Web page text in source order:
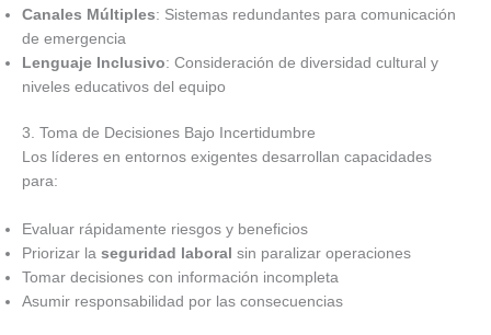
Canales Múltiples: Sistemas redundantes para comunicación
de emergencia
Lenguaje Inclusivo: Consideración de diversidad cultural y
niveles educativos del equipo
3. Toma de Decisiones Bajo Incertidumbre
Los líderes en entornos exigentes desarrollan capacidades
para:
Evaluar rápidamente riesgos y beneficios
Priorizar la seguridad laboral sin paralizar operaciones
Tomar decisiones con información incompleta
Asumir responsabilidad por las consecuencias